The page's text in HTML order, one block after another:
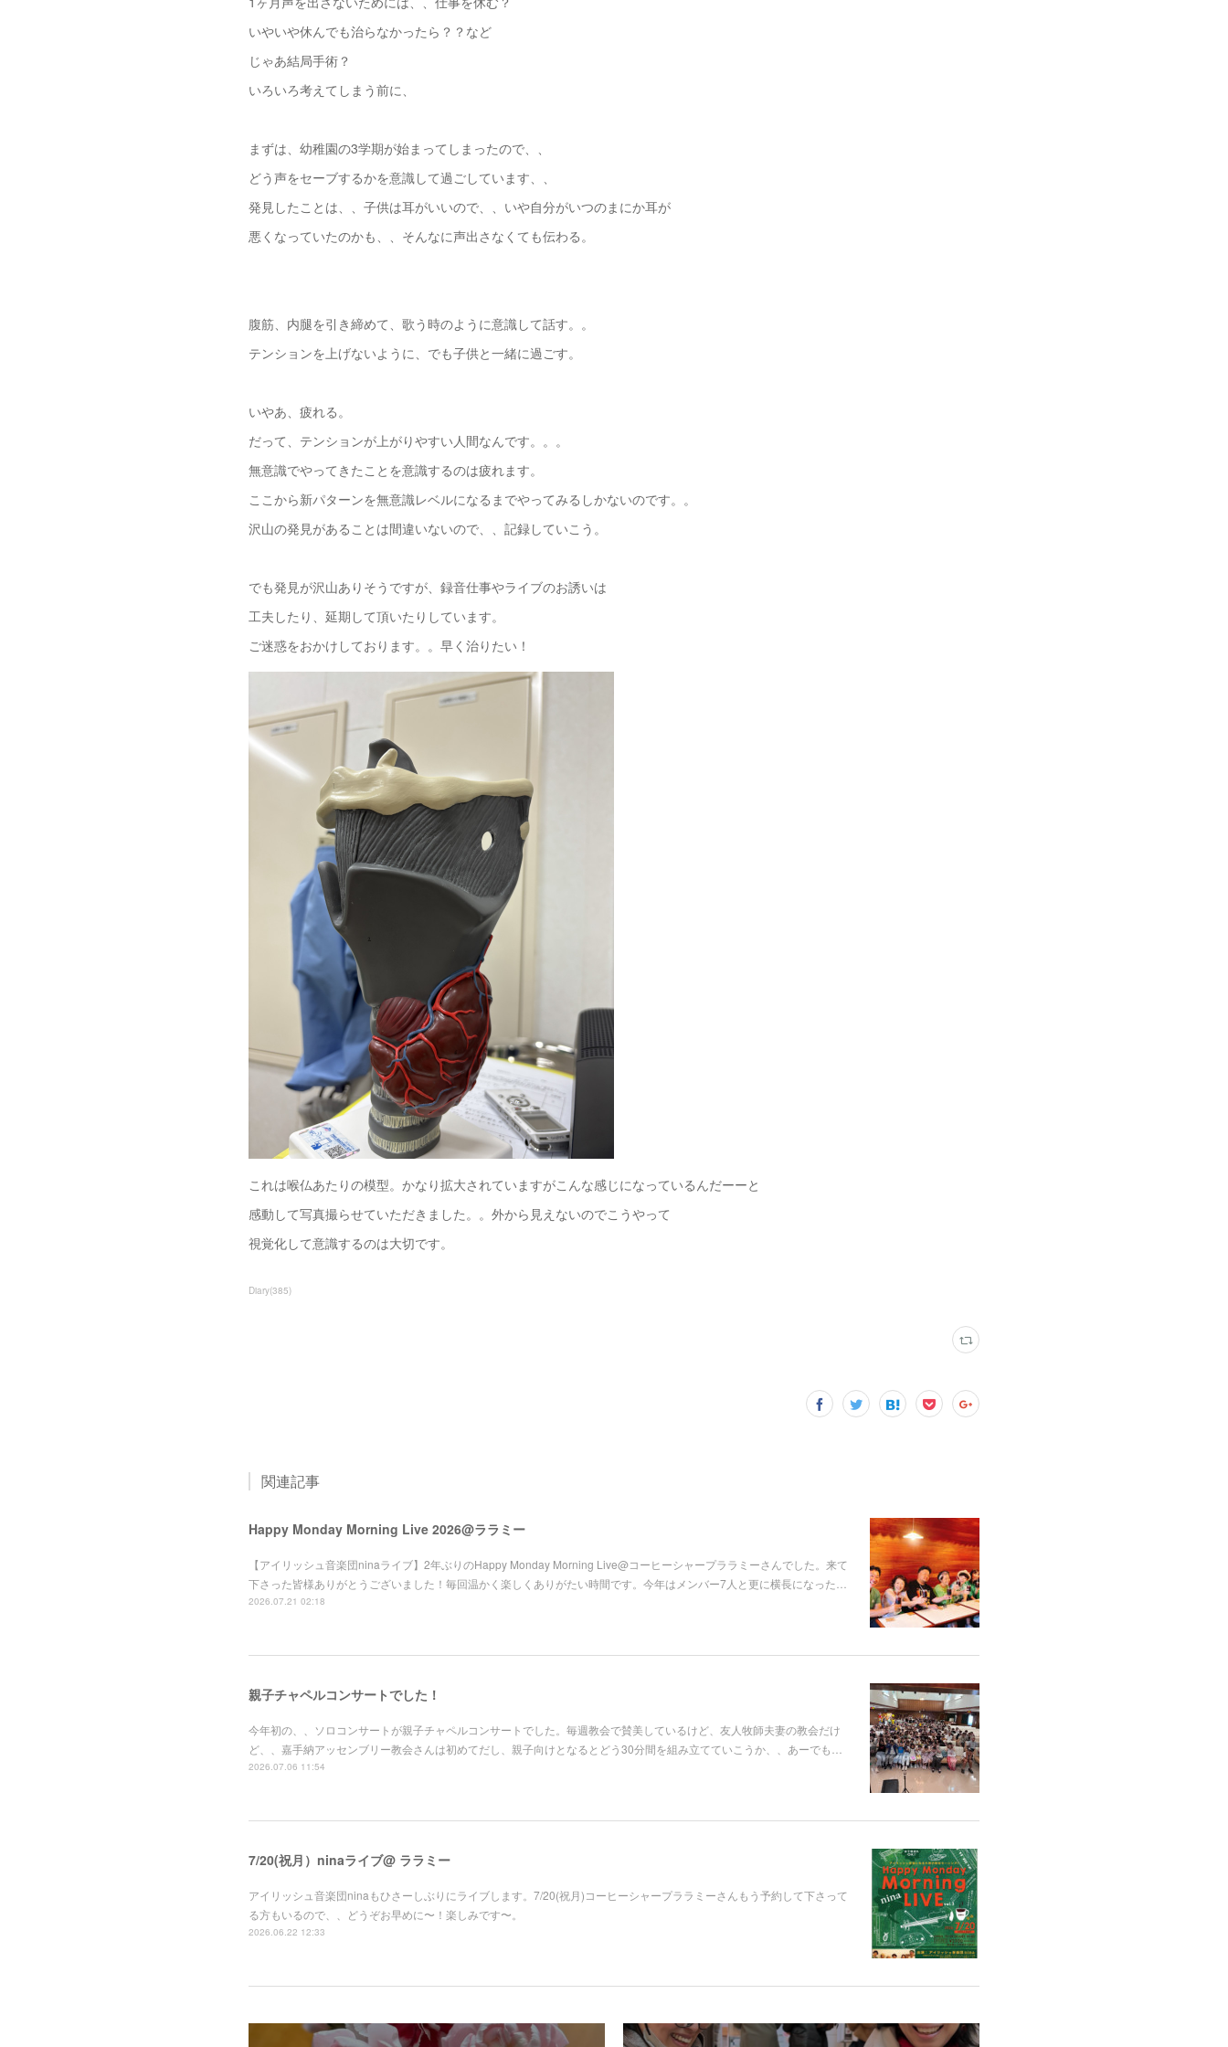
いやいや休んでも治らなかったら？？など
じゃあ結局手術？
いろいろ考えてしまう前に、
まずは、幼稚園の3学期が始まってしまったので、、
どう声をセーブするかを意識して過ごしています、、
発見したことは、、子供は耳がいいので、、いや自分がいつのまにか耳が
悪くなっていたのかも、、そんなに声出さなくても伝わる。
腹筋、内腿を引き締めて、歌う時のように意識して話す。。
テンションを上げないように、でも子供と一緒に過ごす。
いやあ、疲れる。
だって、テンションが上がりやすい人間なんです。。。
無意識でやってきたことを意識するのは疲れます。
ここから新パターンを無意識レベルになるまでやってみるしかないのです。。
沢山の発見があることは間違いないので、、記録していこう。
でも発見が沢山ありそうですが、録音仕事やライブのお誘いは
工夫したり、延期して頂いたりしています。
ご迷惑をおかけしております。。早く治りたい！
これは喉仏あたりの模型。かなり拡大されていますがこんな感じになっているんだーーと
感動して写真撮らせていただきました。。外から見えないのでこうやって
視覚化して意識するのは大切です。
Diary(385)
関連記事
Happy Monday Morning Live 2026@ララミー
【アイリッシュ音楽団ninaライブ】2年ぶりのHappy Monday Morning Live@コーヒーシャープララミーさんでした。来て
下さった皆様ありがとうございました！毎回温かく楽しくありがたい時間です。今年はメンバー7人と更に横長になった…
2026.07.21 02:18
親子チャペルコンサートでした！
今年初の、、ソロコンサートが親子チャペルコンサートでした。毎週教会で賛美しているけど、友人牧師夫妻の教会だけ
ど、、嘉手納アッセンブリー教会さんは初めてだし、親子向けとなるとどう30分間を組み立てていこうか、、あーでも…
2026.07.06 11:54
7/20(祝月）ninaライブ@ ララミー
アイリッシュ音楽団ninaもひさーしぶりにライブします。7/20(祝月)コーヒーシャープララミーさんもう予約して下さって
る方もいるので、、どうぞお早めに〜！楽しみです〜。
2026.06.22 12:33